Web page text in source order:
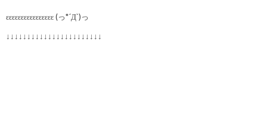
εεεεεεεεεεεεεεεε (っ*´Д`)っ
↓↓↓↓↓↓↓↓↓↓↓↓↓↓↓↓↓↓↓↓↓↓↓